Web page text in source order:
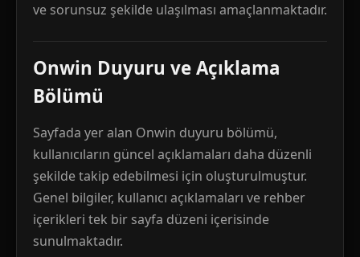
ve sorunsuz şekilde ulaşılması amaçlanmaktadır.
Onwin Duyuru ve Açıklama
Bölümü
Sayfada yer alan Onwin duyuru bölümü,
kullanıcıların güncel açıklamaları daha düzenli
şekilde takip edebilmesi için oluşturulmuştur.
Genel bilgiler, kullanıcı açıklamaları ve rehber
içerikleri tek bir sayfa düzeni içerisinde
sunulmaktadır.